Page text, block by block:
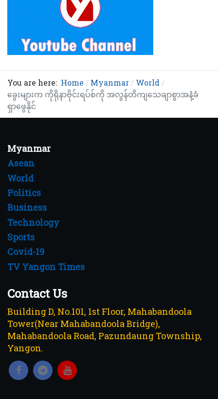
You are here: Home Myanmar
World
ခွေးများက ကိုရိုနာဗိုင်းရပ်စ်ကို အလွန်တိကျသေချာစွာအနံ့ခံ
ရှာဖွေနိုင်
Myanmar
Asean
World
Politics
Business
Technology
Sports
Covid-19
TV Yangon Times
Contact Us
Building D, No.101, 1st Floor, Mahabandoola
Tower(Near Mahabandoola Bridge),
Mahabandoola Road, Pazundaung Township,
Yangon.